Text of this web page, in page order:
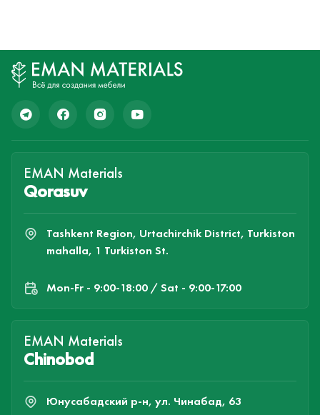
EMAN Materials
Qorasuv
Tashkent Region, Urtachirchik District, Turkiston
mahalla, 1 Turkiston St.
Mon-Fr - 9:00-18:00 / Sat - 9:00-17:00
EMAN Materials
Chinobod
Юнусабадский р-н, ул. Чинабад, 63